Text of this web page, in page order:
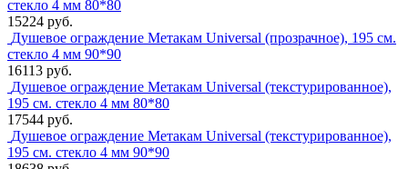
стекло 4 мм 80*80
15224 руб.
Душевое ограждение Метакам Universal (прозрачное), 195 см.
стекло 4 мм 90*90
16113 руб.
Душевое ограждение Метакам Universal (текстурированное),
195 см. стекло 4 мм 80*80
17544 руб.
Душевое ограждение Метакам Universal (текстурированное),
195 см. стекло 4 мм 90*90